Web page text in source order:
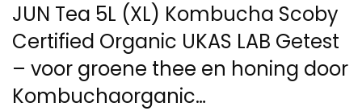
JUN Tea 5L (XL) Kombucha Scoby
Certified Organic UKAS LAB Getest
– voor groene thee en honing door
Kombuchaorganic…